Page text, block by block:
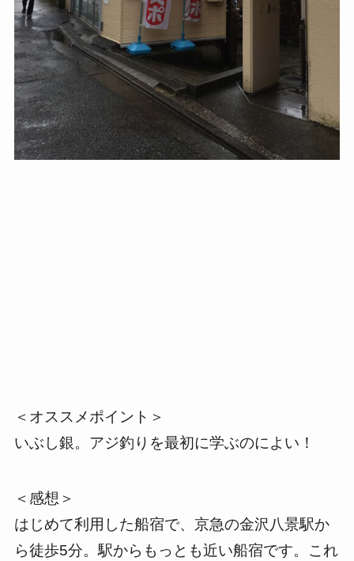
＜オススメポイント＞
いぶし銀。アジ釣りを最初に学ぶのによい！
＜感想＞
はじめて利用した船宿で、京急の金沢八景駅か
ら徒歩5分。駅からもっとも近い船宿です。これ